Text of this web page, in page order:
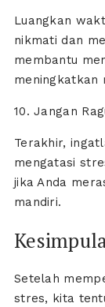
Luangkan
nikmati dan
membantu
meningkatkan
10. Jangan
Terakhir,
mengatasi
jika Anda
mandiri.
Setelah
stres, kita